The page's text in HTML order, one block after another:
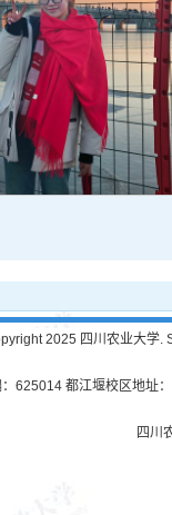
2025 四川农业大学.
625014 都江堰校区地址
四川